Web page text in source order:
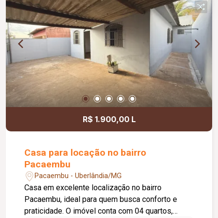
R$ 1.900,00 L
Casa para locação no bairro
Pacaembu
Pacaembu - Uberlândia/MG
Casa em excelente localização no bairro
Pacaembu, ideal para quem busca conforto e
praticidade. O imóvel conta com 04 quartos,